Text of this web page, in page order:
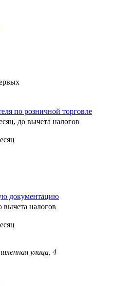
по розничной торговле
до вычета налогов
документацию
вычета налогов
улица, 4